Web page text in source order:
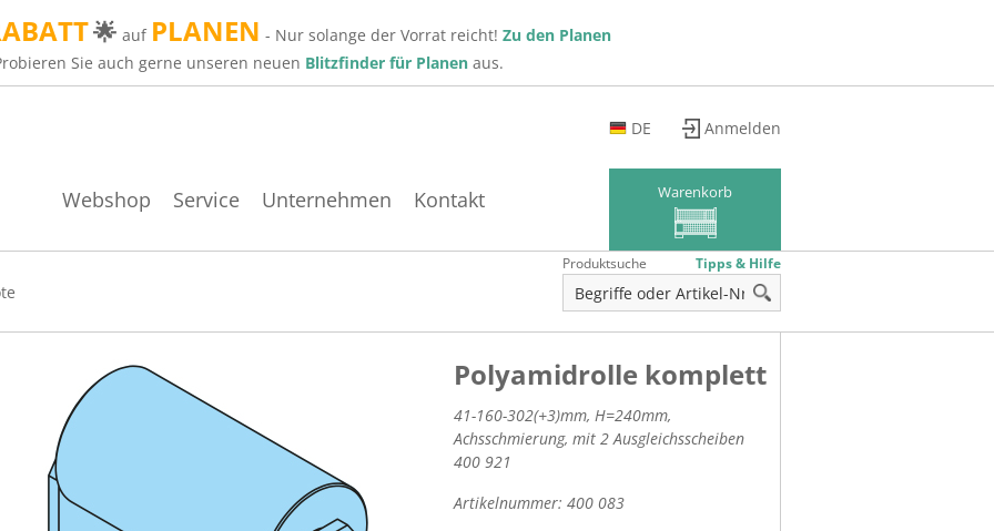
🌟 auf PLANEN - Nur solange der Vorrat reicht! Zu den Planen
Sie auch gerne unseren neuen Blitzfinder für Planen aus.
Webshop Service Unternehmen Kontakt
DE
FR
Anmelden
Warenkorb
Produktsuche Tipps & Hilfe
Polyamidrolle komplett
41-160-302(+3)mm, H=240mm,
Achsschmierung, mit 2 Ausgleichsscheiben
400 921
Artikelnummer: 400 083